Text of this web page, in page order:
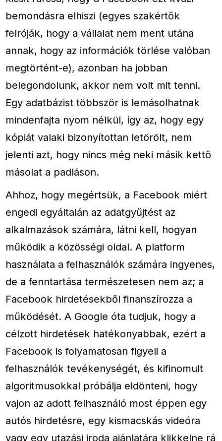
bemondásra elhiszi (egyes szakértők
felróják, hogy a vállalat nem ment utána
annak, hogy az információk törlése valóban
megtörtént-e), azonban ha jobban
belegondolunk, akkor nem volt mit tenni.
Egy adatbázist többször is lemásolhatnak
mindenfajta nyom nélkül, így az, hogy egy
kópiát valaki bizonyítottan letörölt, nem
jelenti azt, hogy nincs még neki másik kettő
másolat a padláson.
Ahhoz, hogy megértsük, a Facebook miért
engedi egyáltalán az adatgyűjtést az
alkalmazások számára, látni kell, hogyan
működik a közösségi oldal. A platform
használata a felhasználók számára ingyenes,
de a fenntartása természetesen nem az; a
Facebook hirdetésekből finanszírozza a
működését. A Google óta tudjuk, hogy a
célzott hirdetések hatékonyabbak, ezért a
Facebook is folyamatosan figyeli a
felhasználók tevékenységét, és kifinomult
algoritmusokkal próbálja eldönteni, hogy
vajon az adott felhasználó most éppen egy
autós hirdetésre, egy kismacskás videóra
vagy egy utazási iroda ajánlatára klikkelne rá